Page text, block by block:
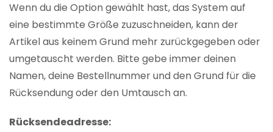
Wenn du die Option gewählt hast, das System auf
eine bestimmte Größe zuzuschneiden, kann der
Artikel aus keinem Grund mehr zurückgegeben oder
umgetauscht werden. Bitte gebe immer deinen
Namen, deine Bestellnummer und den Grund für die
Rücksendung oder den Umtausch an.
Rücksendeadresse: